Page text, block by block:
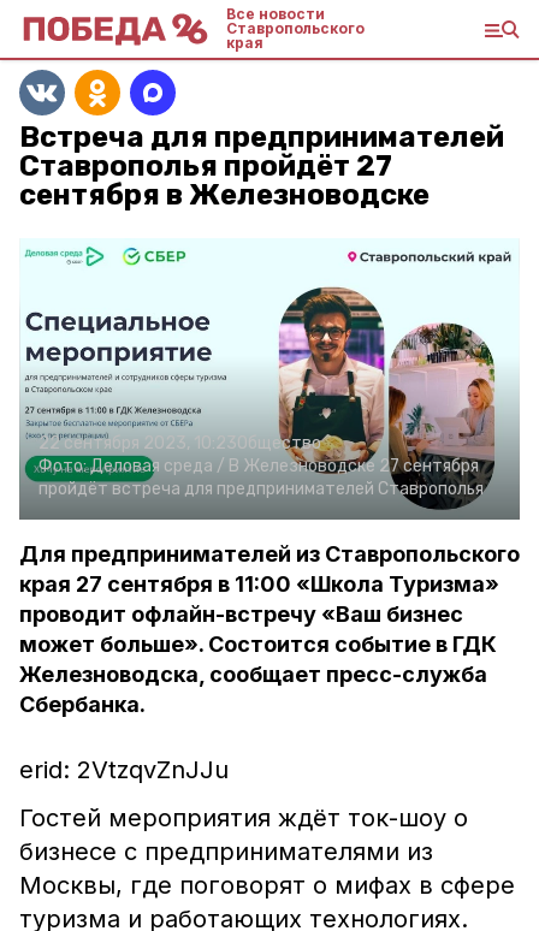
Все новости
Ставропольского
края
Встреча для предпринимателей
Ставрополья пройдёт 27
сентября в Железноводске
22 сентября 2023, 10:23Общество
Фото:Деловая среда / В Железноводске 27 сентября
пройдёт встреча для предпринимателей Ставрополья
Для предпринимателей из Ставропольского
края 27 сентября в 11:00 «Школа Туризма»
проводит офлайн-встречу «Ваш бизнес
может больше». Состоится событие в ГДК
Железноводска, сообщает пресс-служба
Сбербанка.
erid: 2VtzqvZnJJu
Гостей мероприятия ждёт ток-шоу о
бизнесе с предпринимателями из
Москвы, где поговорят о мифах в сфере
туризма и работающих технологиях.